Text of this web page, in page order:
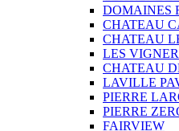
DOMAINES
CHATEAU
CHATEAU
LES
CHATEAU
LAVILLE
PIERRE
PIERRE
FAIRVIEW